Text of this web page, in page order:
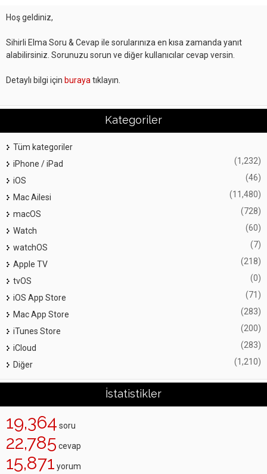
Hoş geldiniz,
Sihirli Elma Soru & Cevap ile sorularınıza en kısa zamanda yanıt
alabilirsiniz. Sorunuzu sorun ve diğer kullanıcılar cevap versin.
Detaylı bilgi için buraya tıklayın.
Kategoriler
Tüm kategoriler
iPhone / iPad
(1,232)
iOS (46)
Mac Ailesi (11,480)
macOS (728)
Watch (60)
watchOS (7)
Apple TV (218)
tvOS (0)
iOS App Store (71)
Mac App Store (283)
iTunes Store (200)
iCloud (283)
Diğer (1,210)
İstatistikler
19,364 soru
22,785 cevap
15,871 yorum